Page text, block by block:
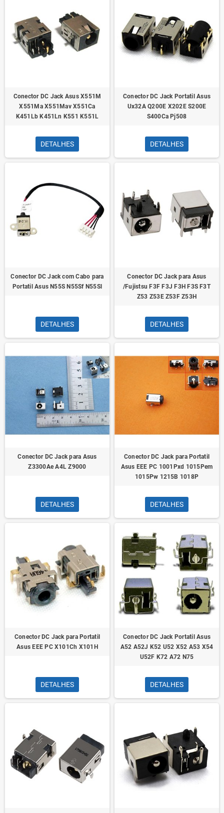
Conector DC Jack Asus X551M
X551Ma X551Mav X551Ca
K451Lb K451Ln K551 K551L
DETALHES
Conector DC Jack Portatil Asus
Ux32A Q200E X202E S200E
S400Ca Pj508
DETALHES
Conector DC Jack com Cabo para
Portatil Asus N55S N55Sf N55Sl
DETALHES
Conector DC Jack para Asus
/Fujistsu F3F F3J F3H F3S F3T
Z53 Z53E Z53F Z53H
DETALHES
Conector DC Jack para Asus
Z3300Ae A4L Z9000
DETALHES
Conector DC Jack para Portatil
Asus EEE PC 1001Pxd 1015Pem
1015Pw 1215B 1018P
DETALHES
Conector DC Jack para Portatil
Asus EEE PC X101Ch X101H
DETALHES
Conector DC Jack Portatil Asus
A52 A52J K52 U52 X52 A53 X54
U52F K72 A72 N75
DETALHES